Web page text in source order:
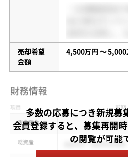
売却希望
金額
4,500万円 〜 5,000
多数の応募につき新規募
会員登録すると、募集再開